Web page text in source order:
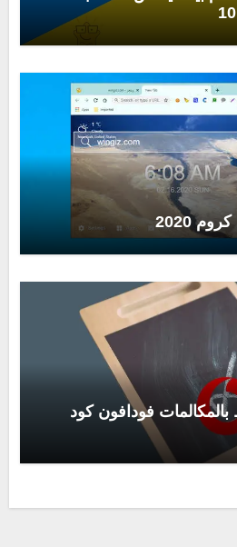
2020
بالمكالمات فودافون كود